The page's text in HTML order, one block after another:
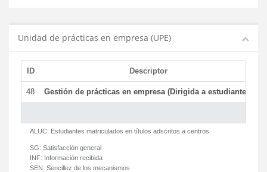
Unidad de prácticas en empresa (UPE)
ID Descriptor
48 Gestión de prácticas en empresa (Dirigida a estudiantes)
ALUC: Estudiantes matriculados en títulos adscritos a centros
SG: Satisfacción general
INF: Información recibida
SEN: Sencillez de los mecanismos